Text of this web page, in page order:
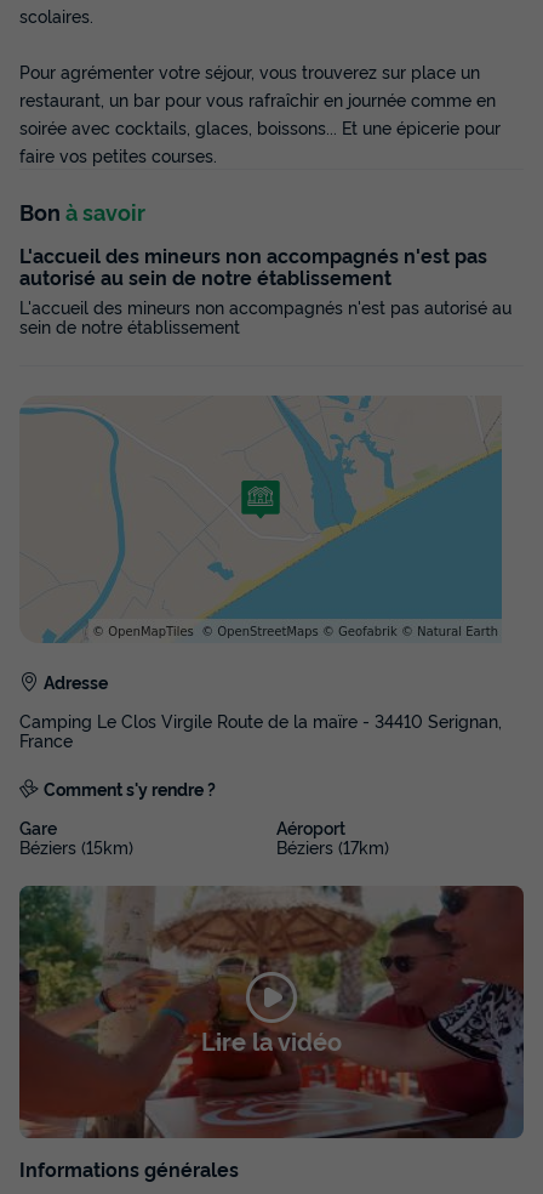
Voir les disponibilités
MOBILHOME 4 personnes - Cocoon+ 4
personnes 2 chambres 23m²
Chambres Salle de bain
1
Voir le plan 2D Climatisation
Animaux autorisés *
Salon de jardin
MOBILHOME 4 personnes - Cocoon+ 4 personnes 2
du30/08/2026
Meilleur prix pour 7 nuits
Modifier les dates
286,20 €
Prix de comparaison
Voir les disponibilités
MOBILHOME 6 personnes - Evasion+ 6
scolaires.
Pour agrémenter votre séjour, vous trouverez sur place un
restaurant, un bar pour vous rafraîchir en journée comme en
soirée avec cocktails, glaces, boissons... Et une épicerie pour
faire vos petites courses.
Bon à savoir
L'accueil des mineurs non accompagnés n'est pas
autorisé au sein de notre établissement
L'accueil des mineurs non accompagnés n'est pas autorisé au
sein de notre établissement
Adresse
Camping Le Clos Virgile Route de la maïre - 34410 Serignan,
France
Comment s'y rendre ?
Gare
Béziers (15km)
Aéroport
Béziers (17km)
Lire la vidéo
Informations générales